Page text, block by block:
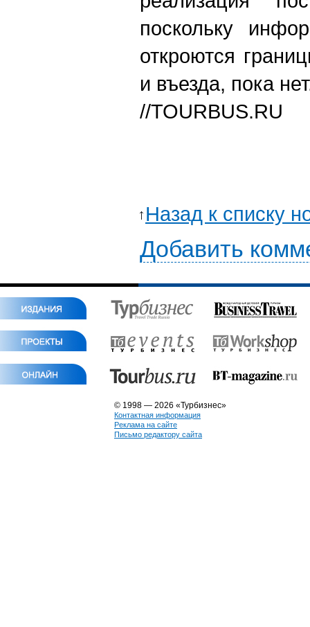
поскольку
откроются
и въезда, пока
//TOURBUS.RU
Назад к списку
Добавить
© 1998 — 2026 «Турбизнес»
Контактная информация
Реклама на сайте
Письмо редактору сайта